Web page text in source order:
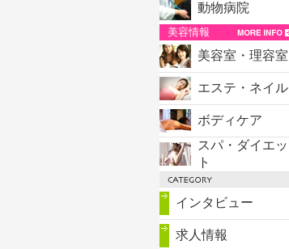
動物病院
美容情報
美容室・理容室
エステ・ネイル
ボディケア
スパ・ダイエッ
ト
インタビュー
求人情報